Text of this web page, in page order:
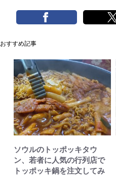
おすすめ記事
ソウルのトッポッキタウ
ン、若者に人気の行列店で
トッポッキ鍋を注文してみ